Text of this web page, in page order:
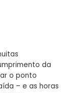
da
o ponto
– e as horas